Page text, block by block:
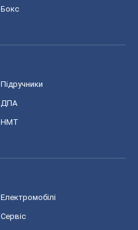
Бокс
Підручники
ДПА
НМТ
Електромобілі
Сервіс